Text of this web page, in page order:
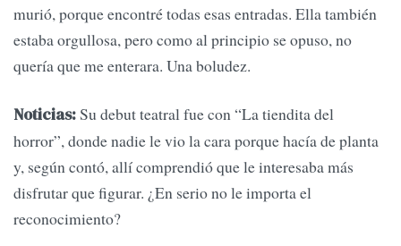
murió, porque encontré todas esas entradas. Ella también
estaba orgullosa, pero como al principio se opuso, no
quería que me enterara. Una boludez.
Noticias:Su debut teatral fue con “La tiendita del
horror”, donde nadie le vio la cara porque hacía de planta
y, según contó, allí comprendió que le interesaba más
disfrutar que figurar. ¿En serio no le importa el
reconocimiento?